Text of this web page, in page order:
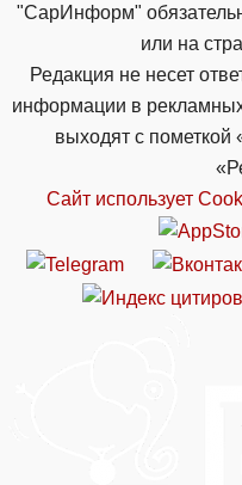
"СарИнформ"
или на
Редакция не несет
информации в
выходят с пометкой
Сайт использует